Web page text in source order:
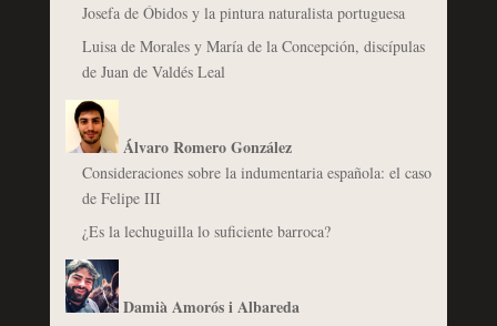
Josefa de Óbidos y la pintura naturalista portuguesa
Luisa de Morales y María de la Concepción, discípulas
de Juan de Valdés Leal
Álvaro Romero González
Consideraciones sobre la indumentaria española: el caso
de Felipe III
¿Es la lechuguilla lo suficiente barroca?
Damià Amorós i Albareda